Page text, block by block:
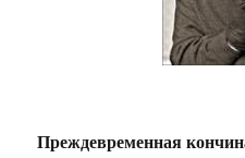
Преждевременная